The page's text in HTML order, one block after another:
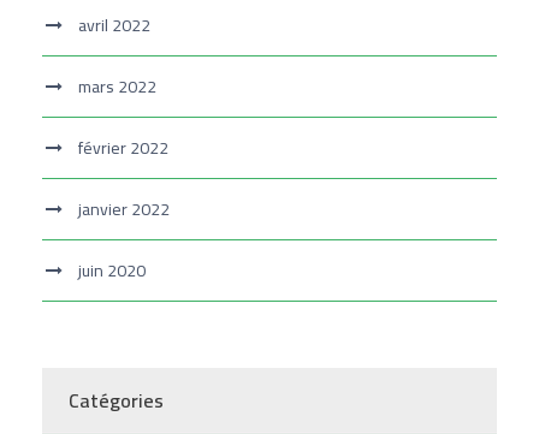
avril 2022
mars 2022
février 2022
janvier 2022
juin 2020
Catégories